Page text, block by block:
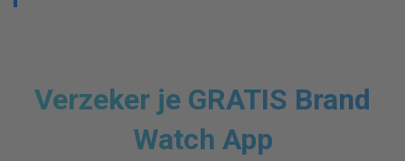
Verzeker je GRATIS Brand
Watch App